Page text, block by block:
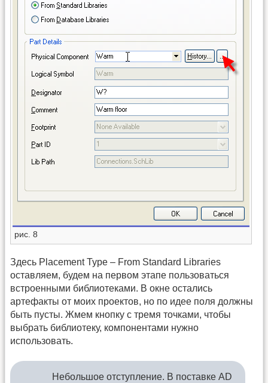
рис. 8
Здесь Placement Type – From Standard Libraries
оставляем, будем на первом этапе пользоваться
встроенными библиотеками. В окне остались
артефакты от моих проектов, но по идее поля должны
быть пусты. Жмем кнопку с тремя точками, чтобы
выбрать библиотеку, компонентами нужно
использовать.
Небольшое отступление. В поставке AD